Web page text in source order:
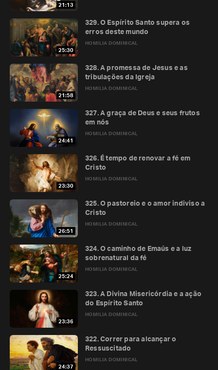
21:13
25:30
HOMILIA DOMINICAL
329. O Espírito Santo supera os
erros deste mundo
21:58
HOMILIA DOMINICAL
328. A promessa de Jesus e as
tribulações da Igreja
24:41
HOMILIA DOMINICAL
327. A graça de Deus e seus frutos
em nós
23:30
HOMILIA DOMINICAL
326. É tempo de renovar a fé em
Cristo
26:51
HOMILIA DOMINICAL
325. O pastoreio e o amor indiviso a
Cristo
25:24
HOMILIA DOMINICAL
324. O caminho de Emaús e a luz
sobrenatural da fé
23:36
HOMILIA DOMINICAL
323. A Divina Misericórdia e a ação
do Espírito Santo
24:37
HOMILIA DOMINICAL
322. Correr para alcançar o
Ressuscitado